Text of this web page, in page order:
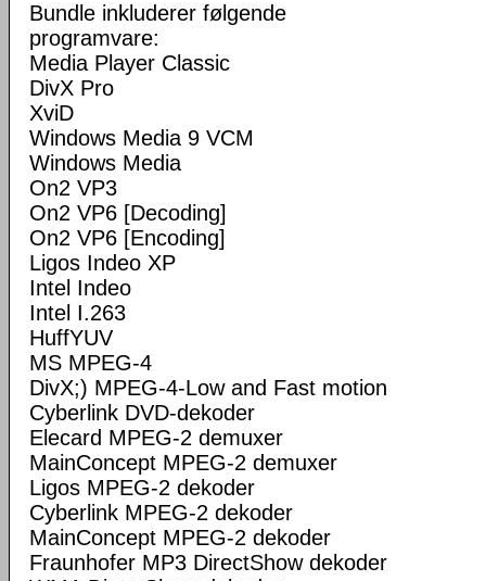
Bundle inkluderer følgende
programvare:
Media Player Classic
DivX Pro
XviD
Windows Media 9 VCM
Windows Media
On2 VP3
On2 VP6 [Decoding]
On2 VP6 [Encoding]
Ligos Indeo XP
Intel Indeo
Intel I.263
HuffYUV
MS MPEG-4
DivX;) MPEG-4-Low and Fast motion
Cyberlink DVD-dekoder
Elecard MPEG-2 demuxer
MainConcept MPEG-2 demuxer
Ligos MPEG-2 dekoder
Cyberlink MPEG-2 dekoder
MainConcept MPEG-2 dekoder
Fraunhofer MP3 DirectShow dekoder